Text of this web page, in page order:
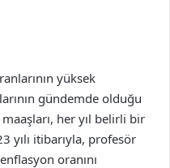
yüksek
gündemde olduğu
her yıl belirli bir
yılı itibarıyla, profesör
oranını